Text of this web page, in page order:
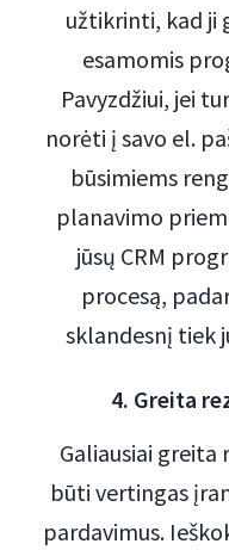
užtikrinti, kad ji
esamomis
Pavyzdžiui, jei
norėti į savo el.
būsimiems
planavimo
jūsų CRM
procesą,
sklandesnį tiek
4. Greita
Galiausiai greita
būti vertingas
pardavimus.